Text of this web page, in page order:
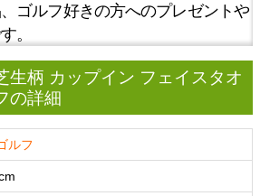
ゴルフ好きの方へのプレゼントや
。
生柄 カップイン フェイスタオ
の詳細
ルフ